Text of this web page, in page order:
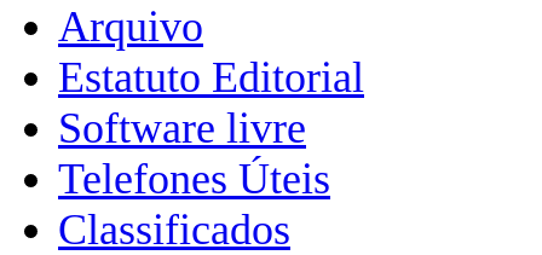
Arquivo
Estatuto Editorial
Software livre
Telefones Úteis
Classificados